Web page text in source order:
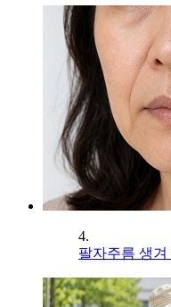
4.
팔자주름 생